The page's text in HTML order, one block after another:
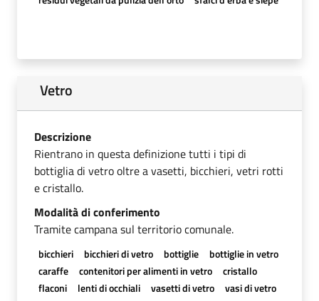
Vetro
Descrizione
Rientrano in questa definizione tutti i tipi di
bottiglia di vetro oltre a vasetti, bicchieri, vetri rotti
e cristallo.
Modalità di conferimento
Tramite campana sul territorio comunale.
bicchieri bicchieri di vetro bottiglie
bottiglie in vetro
caraffe
contenitori per alimenti in vetro
cristallo
flaconi
lenti di occhiali vasetti di vetro
vasi di vetro